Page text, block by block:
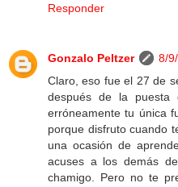
Responder
Gonzalo Peltzer
8/
Claro, eso fue el 27 de
después de la
erróneamente tu única
porque disfruto cuando
una ocasión de
acuses a los demás
chamigo. Pero no te